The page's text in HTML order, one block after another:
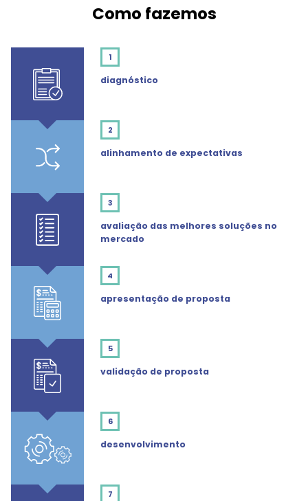
Como fazemos
1
diagnóstico
2
alinhamento de expectativas
3
avaliação das melhores soluções no
mercado
4
apresentação de proposta
5
validação de proposta
6
desenvolvimento
7